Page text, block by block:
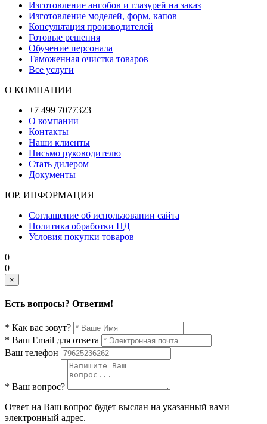
Изготовление ангобов и глазурей на заказ
Изготовление моделей, форм, капов
Консультация производителей
Готовые решения
Обучение персонала
Таможенная очистка товаров
Все услуги
О КОМПАНИИ
+7 499 7077323
О компании
Контакты
Наши клиенты
Письмо руководителю
Стать дилером
Документы
ЮР. ИНФОРМАЦИЯ
Соглашение об использовании сайта
Политика обработки ПД
Условия покупки товаров
0
0
×
Есть вопросы? Ответим!
* Как вас зовут?
* Ваш Email для ответа
Ваш телефон
* Ваш вопрос?
Ответ на Ваш вопрос будет выслан на указанный вами
электронный адрес.